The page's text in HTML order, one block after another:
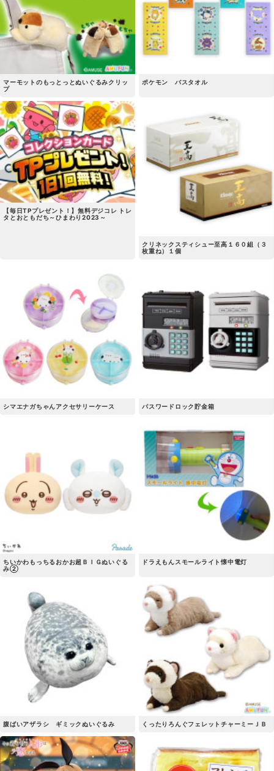
マーモットのもっとっとぬいぐるみクリッ
プ
ポケモン バスタオル
【毎日TPプレゼント！】無料デジコレ トレ
タとおともだち～ひまわり2023～
クリネックスティシュー至高１６０組（３
枚重ね）１個
シマエナガちゃんアクセサリーケース パスワードロック貯金箱
ちいかわもっちるおかお超ＢＩＧぬいぐる
み②
ドラえもんスモールライト懐中電灯
腹ばいアザラシ ギミックぬいぐるみ くったりろんぐフェレットチャーミーＪＢ